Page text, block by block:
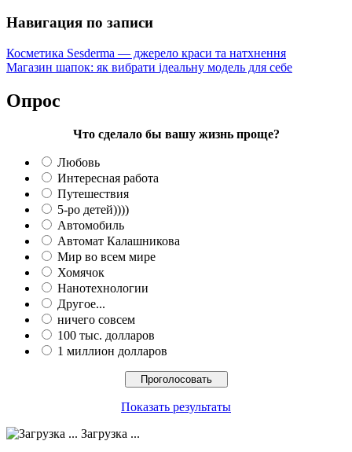
Навигация по записи
Косметика Sesderma — джерело краси та натхнення
Магазин шапок: як вибрати ідеальну модель для себе
Опрос
Что сделало бы вашу жизнь проще?
Любовь
Интересная работа
Путешествия
5-ро детей))))
Автомобиль
Автомат Калашникова
Мир во всем мире
Хомячок
Нанотехнологии
Другое...
ничего совсем
100 тыс. долларов
1 миллион долларов
Показать результаты
Загрузка ...